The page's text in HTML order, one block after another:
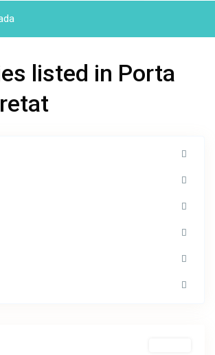
listed in Porta